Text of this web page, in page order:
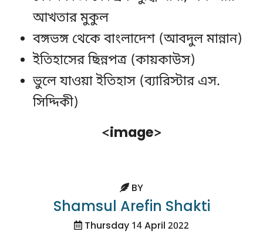
আখতার মুকুল
বঙ্গভঙ্গ থেকে বাংলাদেশ (আবদুল মান্নান)
ইতিহাসের ছিন্নপত্র (কায়কাউস)
ভুলে যাওয়া ইতিহাস (ব্যারিস্টার এস.
সিদ্দিকী)
<image>
BY
Shamsul Arefin Shakti
Thursday 14 April 2022